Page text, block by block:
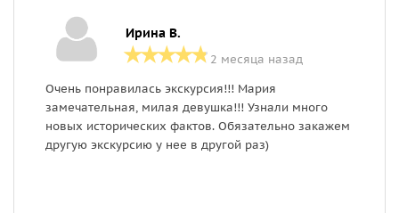
Ирина В.
2 месяца назад
Очень понравилась экскурсия!!! Мария
замечательная, милая девушка!!! Узнали много
новых исторических фактов. Обязательно закажем
другую экскурсию у нее в другой раз)